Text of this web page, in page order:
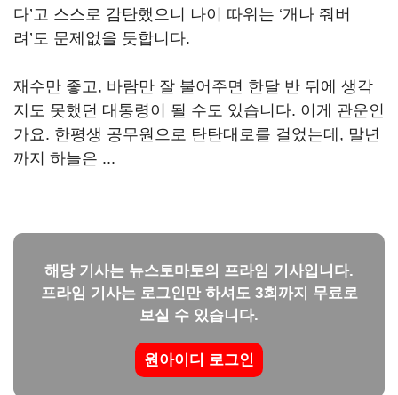
다’고 스스로 감탄했으니 나이 따위는 ‘개나 줘버
려’도 문제없을 듯합니다.
재수만 좋고, 바람만 잘 불어주면 한달 반 뒤에 생각
지도 못했던 대통령이 될 수도 있습니다. 이게 관운인
가요. 한평생 공무원으로 탄탄대로를 걸었는데, 말년
까지 하늘은 ...
해당 기사는 뉴스토마토의 프라임 기사입니다.
프라임 기사는 로그인만 하셔도 3회까지 무료로
보실 수 있습니다.
원아이디 로그인